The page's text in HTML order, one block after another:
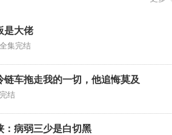
是大佬
全集完结
链车拖走我的一切，他追悔莫及
完结
：病弱三少是白切黑